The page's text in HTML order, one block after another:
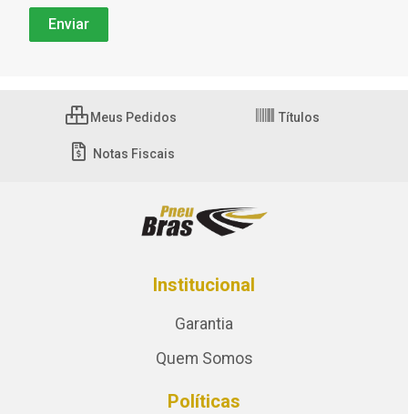
Meus Pedidos Títulos
Notas Fiscais
Institucional
Garantia
Quem Somos
Políticas